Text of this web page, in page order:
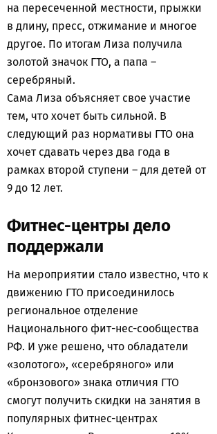
на пересеченной местности, прыжки
в длину, пресс, отжимание и многое
другое. По итогам Лиза получила
золотой значок ГТО, а папа –
серебряный.
Сама Лиза объясняет свое участие
тем, что хочет быть сильной. В
следующий раз нормативы ГТО она
хочет сдавать через два года в
рамках второй ступени – для детей от
9 до 12 лет.
Фитнес-центры дело
поддержали
На мероприятии стало известно, что к
движению ГТО присоединилось
региональное отделение
Национального фит-нес-сообщества
РФ. И уже решено, что обладатели
«золотого», «серебряного» или
«бронзового» знака отличия ГТО
смогут получить скидки на занятия в
популярных фитнес-центрах